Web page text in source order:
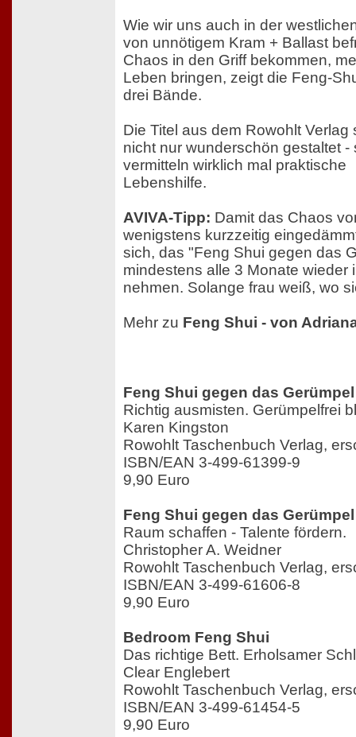
Wie wir uns auch in der
von unnötigem Kram + Ballast
Chaos in den Griff bekommen,
Leben bringen, zeigt die Feng-
drei Bände.
Die Titel aus dem Rowohlt Verlag
nicht nur wunderschön gestaltet -
vermitteln wirklich mal praktische
Lebenshilfe.
AVIVA-Tipp: Damit das Chaos
wenigstens kurzzeitig
sich, das "Feng Shui gegen das
mindestens alle 3 Monate wieder
nehmen. Solange frau weiß, wo
Mehr zu Feng Shui - von
Feng Shui gegen das
Richtig ausmisten. Gerümpelfrei
Karen Kingston
Rowohlt Taschenbuch Verlag,
ISBN/EAN 3-499-61399-9
9,90 Euro
Feng Shui gegen das
Raum schaffen - Talente fördern.
Christopher A. Weidner
Rowohlt Taschenbuch Verlag,
ISBN/EAN 3-499-61606-8
9,90 Euro
Bedroom Feng Shui
Das richtige Bett. Erholsamer
Clear Englebert
Rowohlt Taschenbuch Verlag,
ISBN/EAN 3-499-61454-5
9,90 Euro